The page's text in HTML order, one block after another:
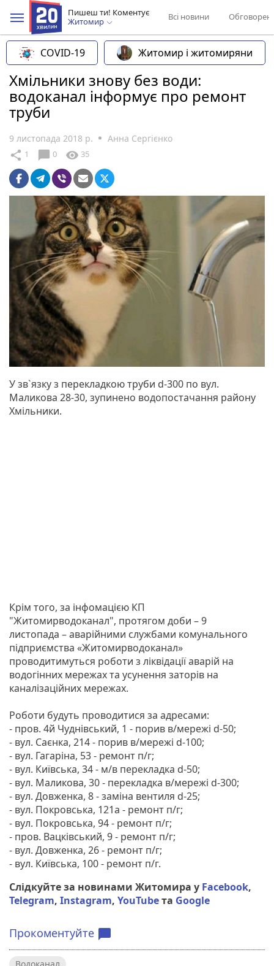
Пишеш ти! Коментує
Житомир
Всі новини
COVID-19 Житомир і житомиряни
Хмільники знову без води:
водоканал інформує про ремонт
труби
9 листопада 2018 р. Анна Сергієнко
share 1 chat_bubble 0 visibility 35
У зв`язку з перекладкою труби d-300 по вул.
Маликова 28-30, зупинено водопостачання району
Хмільники.
Крім того, за інфомацією КП
"Житомирводоканал", протягом доби – 9
листопада – аварійними службами комунального
підприємства «Житомирводоканал»
проводитимуться роботи з ліквідації аварій на
водогінних мережах та усунення заторів на
каналізаційних мережах.
Роботи будуть проводитися за адресами:
- пров. 4й Чуднівський, 1 - порив в/мережі d-50;
- вул. Саєнка, 214 - порив в/мережі d-100;
- вул. Гагаріна, 53 - ремонт п/г;
- вул. Київська, 34 - м/в перекладка d-50;
- вул. Маликова, 30 - перекладка в/мережі d-300;
- вул. Довженка, 8 - заміна вентиля d-25;
- вул. Покровська, 121а - ремонт п/г;
- вул. Покровська, 94 - ремонт п/г;
- пров. Вацківський, 9 - ремонт п/г;
- вул. Довженка, 26 - ремонт п/г;
- вул. Київська, 100 - ремонт п/г.
Слідкуйте за новинами Житомира у Facebook,
Telegram, Instagram, YouTubeта Google
Прокоментуйте chat_bubble
Водоканал